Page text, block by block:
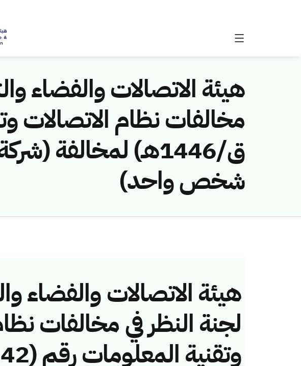
هيئة الاتصالات والفضاء
ق/1446هـ) لمخالفة
شخص واحد)
هيئة الاتصالات والفضاء
لجنة النظر في مخالفات